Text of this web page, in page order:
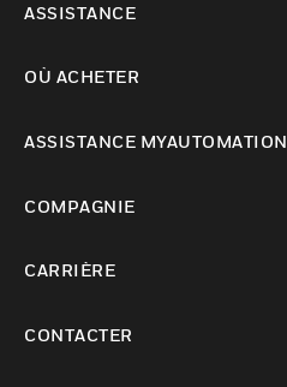
ASSISTANCE
OÙ ACHETER
ASSISTANCE MYAUTOMATION
COMPAGNIE
CARRIÈRE
CONTACTER